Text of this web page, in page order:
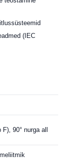
(IEC
90° nurga all